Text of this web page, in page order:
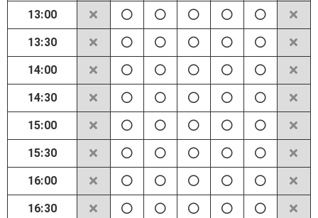
13:00
13:30
14:00
14:30
15:00
15:30
16:00
16:30